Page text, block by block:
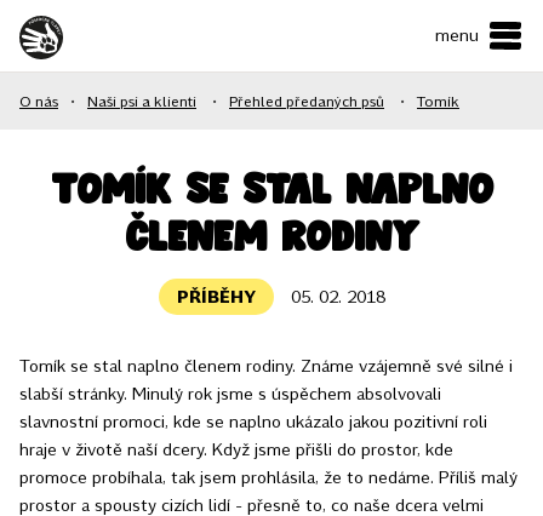
menu
O NÁS
NAŠE SLUŽBY
JAK MŮŽETE POMOCI?
E-shop
Podpořit
O nás • Naši psi a klienti • Přehled předaných psů • Tomík
Tomík se stal naplno
členem rodiny
PŘÍBĚHY 05. 02. 2018
Tomík se stal naplno členem rodiny. Známe vzájemně své silné i
slabší stránky. Minulý rok jsme s úspěchem absolvovali
slavnostní promoci, kde se naplno ukázalo jakou pozitivní roli
hraje v životě naší dcery. Když jsme přišli do prostor, kde
promoce probíhala, tak jsem prohlásila, že to nedáme. Příliš malý
prostor a spousty cizích lidí - přesně to, co naše dcera velmi